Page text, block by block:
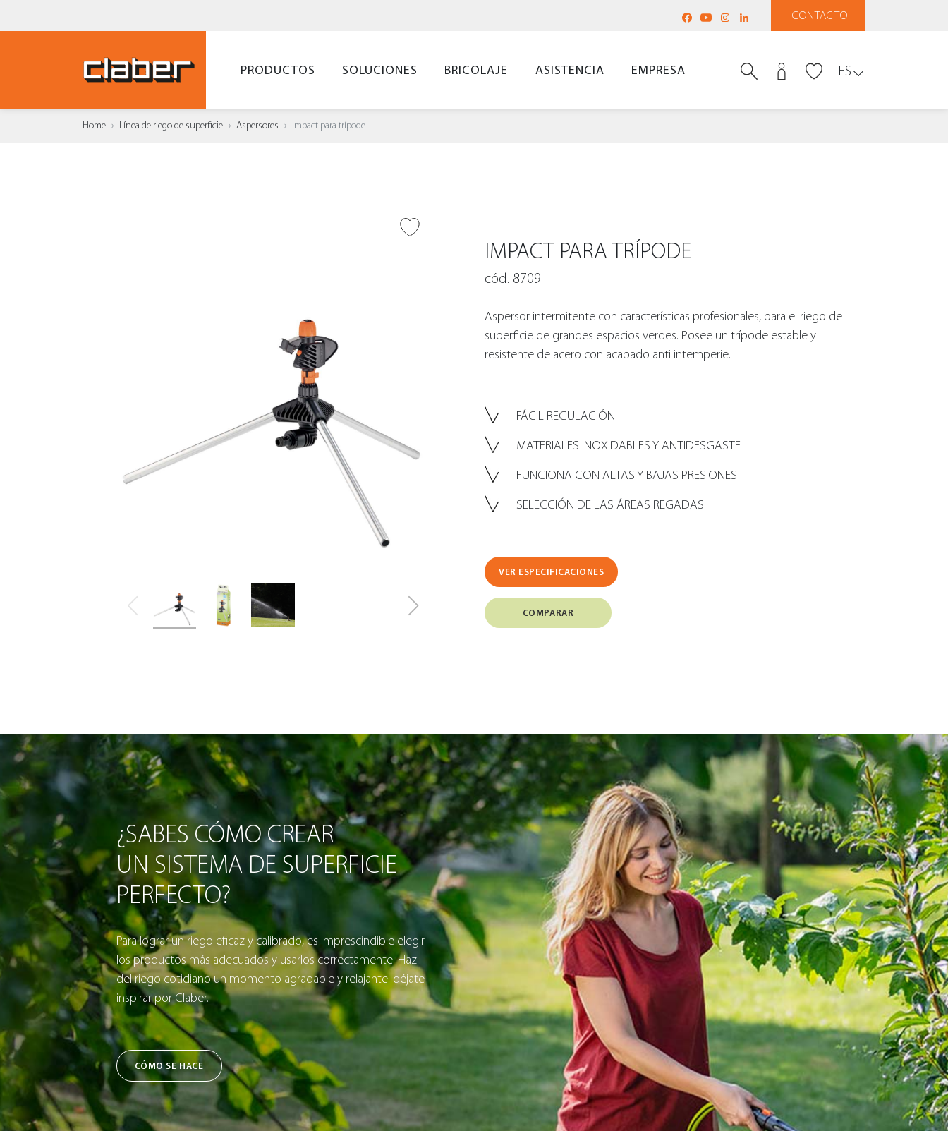
CONTACTO
PRODUCTOS SOLUCIONES BRICOLAJE ASISTENCIA EMPRESA ES
Home Línea de riego de superficie Aspersores Impact para trípode
IMPACT PARA TRÍPODE
cód. 8709
Aspersor intermitente con características profesionales, para el riego de
superficie de grandes espacios verdes. Posee un trípode estable y
resistente de acero con acabado anti intemperie.
FÁCIL REGULACIÓN
MATERIALES INOXIDABLES Y ANTIDESGASTE
FUNCIONA CON ALTAS Y BAJAS PRESIONES
SELECCIÓN DE LAS ÁREAS REGADAS
VER ESPECIFICACIONES
COMPARAR
¿SABES CÓMO CREAR
UN SISTEMA DE SUPERFICIE
PERFECTO?
Para lograr un riego eficaz y calibrado, es imprescindible elegir
los productos más adecuados y usarlos correctamente. Haz
del riego cotidiano un momento agradable y relajante: déjate
inspirar por Claber.
CÓMO SE HACE